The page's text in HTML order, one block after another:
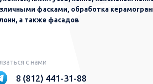
фасками, обработка
а также фасадов
с нами
8 (812) 441-31-88